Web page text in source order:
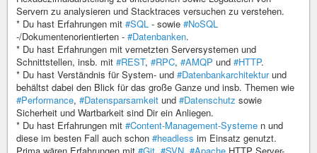
Servern zu analysieren und Stacktraces versuchen zu verstehen.
* Du hast Erfahrungen mit #SQL - sowie #NoSQL
-/Dokumentenorientierten - #Datenbanken.
* Du hast Erfahrungen mit vernetzten Serversystemen und
Schnittstellen, insb. mit #REST, #RPC, #AMQP und #HTTP.
* Du hast Verständnis für System- und #Datenbankarchitekturund
behältst dabei den Blick für das große Ganze und insb. Themen wie
#Performance, #Datensparsamkeit und #Datenschutz sowie
Sicherheit und Wartbarkeit sind Dir ein Anliegen.
* Du hast Erfahrungen mit #Content-Management-Systeme n und
diese im besten Fall auch schon #headless im Einsatz genutzt.